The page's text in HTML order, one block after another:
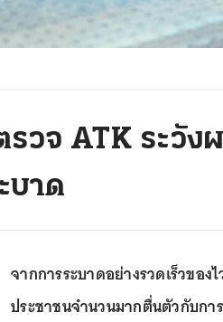
วจ ATK ระวั
บาด
จากการระบาดอย่างรวดเร็วขอ
ประชาชนจำนวนมากตื่นตัวกับก